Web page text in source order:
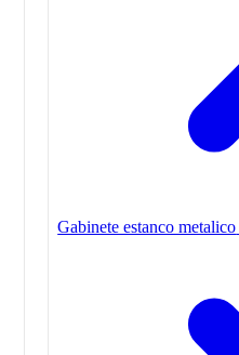
Gabinete estanco metalico